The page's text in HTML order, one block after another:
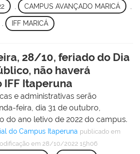
CAMPUS AVANÇADO MARICÁ
, IFF MARICÁ
28/10, feriado do Dia
não haverá
Itaperuna
e administrativas serão
feira, dia 31 de outubro,
do ano letivo de 2022 do campus.
do Campus Itaperuna publicado em
em 28/10/2022 15h06